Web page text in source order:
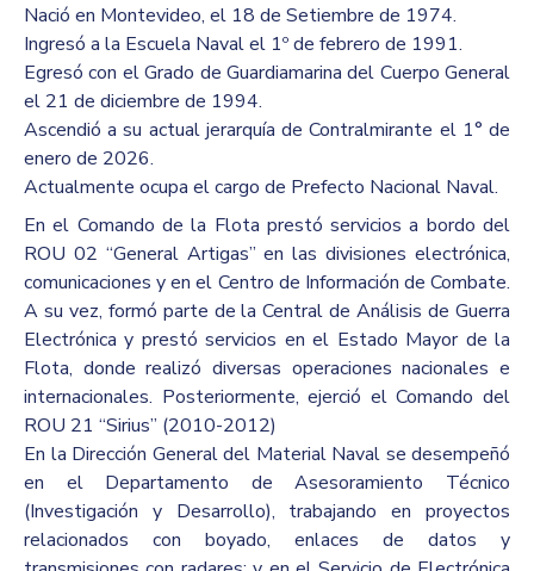
Nació en Montevideo, el 18 de Setiembre de 1974.
Ingresó a la Escuela Naval el 1º de febrero de 1991.
Egresó con el Grado de Guardiamarina del Cuerpo General
el 21 de diciembre de 1994.
Ascendió a su actual jerarquía de Contralmirante el 1° de
enero de 2026.
Actualmente ocupa el cargo de Prefecto Nacional Naval.
En el Comando de la Flota prestó servicios a bordo del
ROU 02 “General Artigas” en las divisiones electrónica,
comunicaciones y en el Centro de Información de Combate.
A su vez, formó parte de la Central de Análisis de Guerra
Electrónica y prestó servicios en el Estado Mayor de la
Flota, donde realizó diversas operaciones nacionales e
internacionales. Posteriormente, ejerció el Comando del
ROU 21 “Sirius” (2010-2012)
En la Dirección General del Material Naval se desempeñó
en el Departamento de Asesoramiento Técnico
(Investigación y Desarrollo), trabajando en proyectos
relacionados con boyado, enlaces de datos y